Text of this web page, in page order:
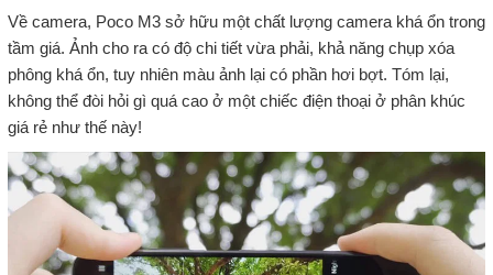
Về camera, Poco M3 sở hữu một chất lượng camera khá ổn trong
tầm giá. Ảnh cho ra có độ chi tiết vừa phải, khả năng chụp xóa
phông khá ổn, tuy nhiên màu ảnh lại có phần hơi bợt. Tóm lại,
không thể đòi hỏi gì quá cao ở một chiếc điện thoại ở phân khúc
giá rẻ như thế này!